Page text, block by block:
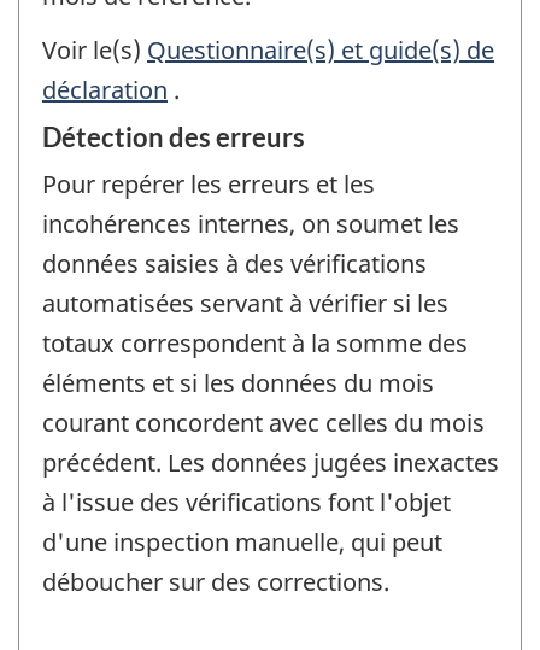
Voir le(s) Questionnaire(s) et guide(s) de
déclaration .
Détection des erreurs
Pour repérer les erreurs et les
incohérences internes, on soumet les
données saisies à des vérifications
automatisées servant à vérifier si les
totaux correspondent à la somme des
éléments et si les données du mois
courant concordent avec celles du mois
précédent. Les données jugées inexactes
à l'issue des vérifications font l'objet
d'une inspection manuelle, qui peut
déboucher sur des corrections.